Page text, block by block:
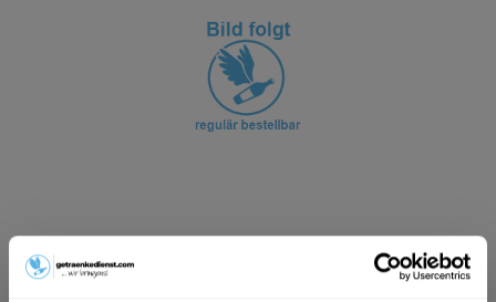
ab 13,79 € *